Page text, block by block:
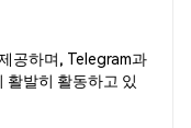
공하며, Telegram과
발히 활동하고 있